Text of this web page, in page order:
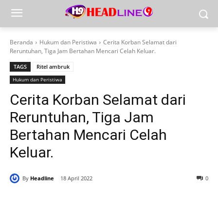
Beranda Hukum dan Peristiwa
Cerita Korban Selamat dari
Reruntuhan, Tiga Jam Bertahan Mencari Celah Keluar.
TAGS Ritel ambruk
Hukum dan Peristiwa
Cerita Korban Selamat dari
Reruntuhan, Tiga Jam
Bertahan Mencari Celah
Keluar.
By Headline 18 April 2022 0